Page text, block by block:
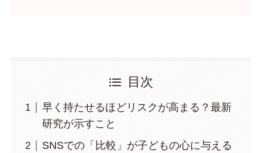
目次
早く持たせるほどリスクが高まる？最新
研究が示すこと
SNSでの「比較」が子どもの心に与える